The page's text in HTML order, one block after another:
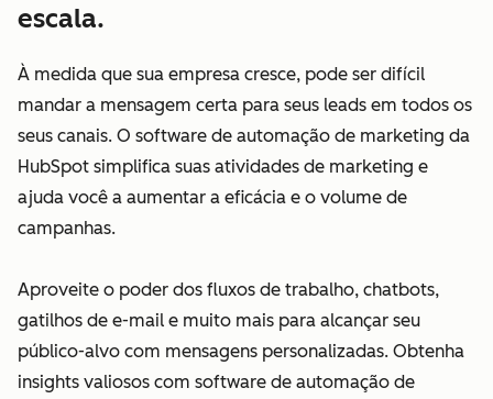
escala.
À medida que sua empresa cresce, pode ser difícil
mandar a mensagem certa para seus leads em todos os
seus canais. O software de automação de marketing da
HubSpot simplifica suas atividades de marketing e
ajuda você a aumentar a eficácia e o volume de
campanhas.
Aproveite o poder dos fluxos de trabalho, chatbots,
gatilhos de e-mail e muito mais para alcançar seu
público-alvo com mensagens personalizadas. Obtenha
insights valiosos com software de automação de